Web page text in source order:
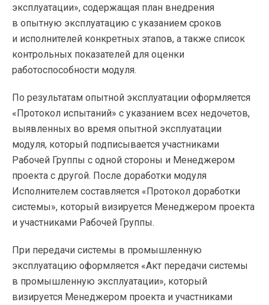
эксплуатации», содержащая план внедрения
в опытную эксплуатацию с указанием сроков
и исполнителей конкретных этапов, а также список
контрольных показателей для оценки
работоспособности модуля.
По результатам опытной эксплуатации оформляется
«Протокол испытаний» с указанием всех недочетов,
выявленных во время опытной эксплуатации
модуля, который подписывается участниками
Рабочей Группы с одной стороны и Менеджером
проекта с другой. После доработки модуля
Исполнителем составляется «Протокол доработки
системы», который визируется Менеджером проекта
и участниками Рабочей Группы.
При передачи системы в промышленную
эксплуатацию оформляется «Акт передачи системы
в промышленную эксплуатации», который
визируется Менеджером проекта и участниками